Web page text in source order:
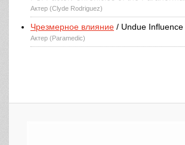
Актер (Clyde Rodriguez)
Чрезмерное влияние / Undue Influence
Актер (Paramedic)